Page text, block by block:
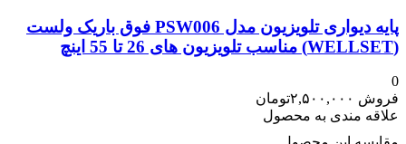
پایه دیواری تلویزیون مدل PSW006 فوق باریک ولست
(WELLSET) مناسب تلویزیون های 26 تا 55 اینچ
0
فروش ۲,۵۰۰,۰۰۰تومان
علاقه مندی به محصول